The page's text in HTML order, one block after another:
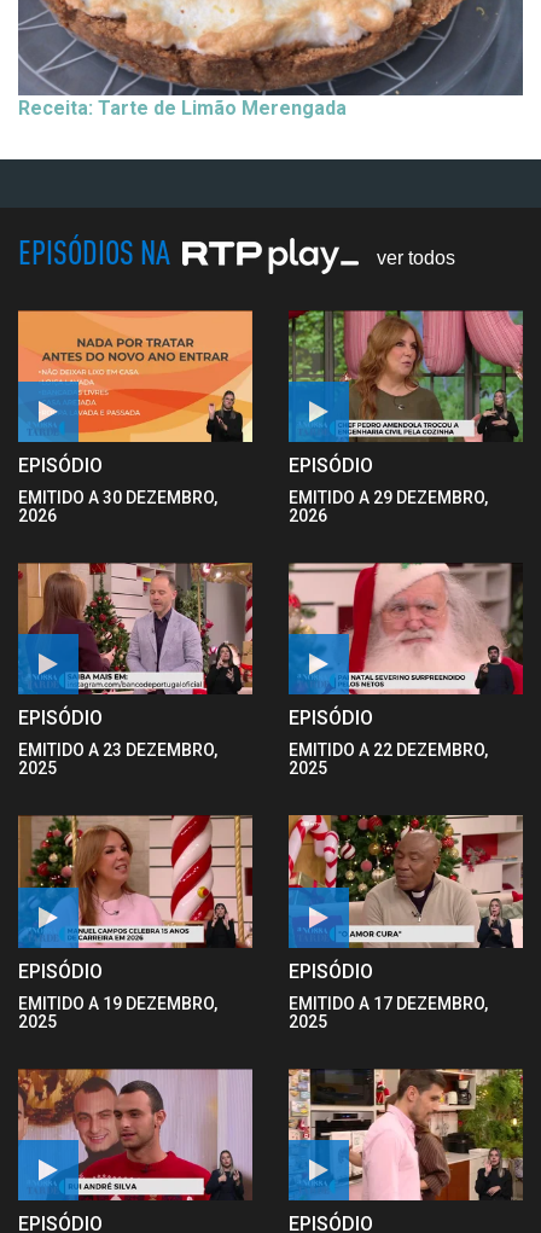
Receita: Tarte de Limão Merengada
EPISÓDIOS NA ver todos
EPISÓDIO
EMITIDO A 30 DEZEMBRO,
2026
EPISÓDIO
EMITIDO A 29 DEZEMBRO,
2026
EPISÓDIO
EMITIDO A 23 DEZEMBRO,
2025
EPISÓDIO
EMITIDO A 22 DEZEMBRO,
2025
EPISÓDIO
EMITIDO A 19 DEZEMBRO,
2025
EPISÓDIO
EMITIDO A 17 DEZEMBRO,
2025
EPISÓDIO EPISÓDIO